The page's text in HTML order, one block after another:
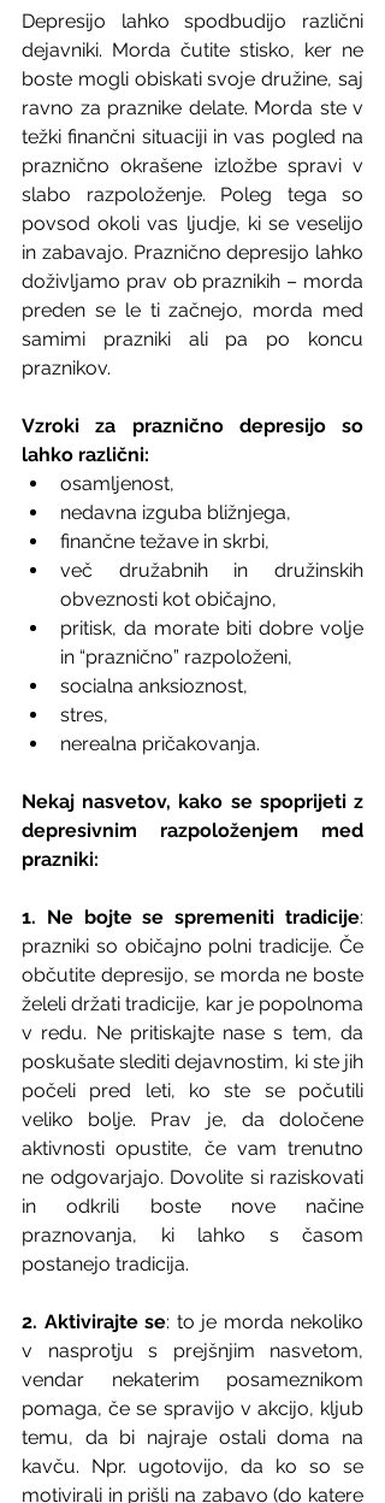
Depresijo lahko spodbudijo različni
dejavniki. Morda čutite stisko, ker ne
boste mogli obiskati svoje družine, saj
ravno za praznike delate. Morda ste v
težki finančni situaciji in vas pogled na
praznično okrašene izložbe spravi v
slabo razpoloženje. Poleg tega so
povsod okoli vas ljudje, ki se veselijo
in zabavajo. Praznično depresijo lahko
doživljamo prav ob praznikih – morda
preden se le ti začnejo, morda med
samimi prazniki ali pa po koncu
praznikov.
Vzroki za praznično depresijo so
lahko različni:
osamljenost,
nedavna izguba bližnjega,
finančne težave in skrbi,
več družabnih in družinskih
obveznosti kot običajno,
pritisk, da morate biti dobre volje
in “praznično” razpoloženi,
socialna anksioznost,
stres,
nerealna pričakovanja.
Nekaj nasvetov, kako se spoprijeti z
depresivnim razpoloženjem med
prazniki:
1. Ne bojte se spremeniti tradicije:
prazniki so običajno polni tradicije. Če
občutite depresijo, se morda ne boste
želeli držati tradicije, kar je popolnoma
v redu. Ne pritiskajte nase s tem, da
poskušate slediti dejavnostim, ki ste jih
počeli pred leti, ko ste se počutili
veliko bolje. Prav je, da določene
aktivnosti opustite, če vam trenutno
ne odgovarjajo. Dovolite si raziskovati
in odkrili boste nove načine
praznovanja, ki lahko s časom
postanejo tradicija.
2. Aktivirajte se: to je morda nekoliko
v nasprotju s prejšnjim nasvetom,
vendar nekaterim posameznikom
pomaga, če se spravijo v akcijo, kljub
temu, da bi najraje ostali doma na
kavču. Npr. ugotovijo, da ko so se
motivirali in prišli na zabavo (do katere